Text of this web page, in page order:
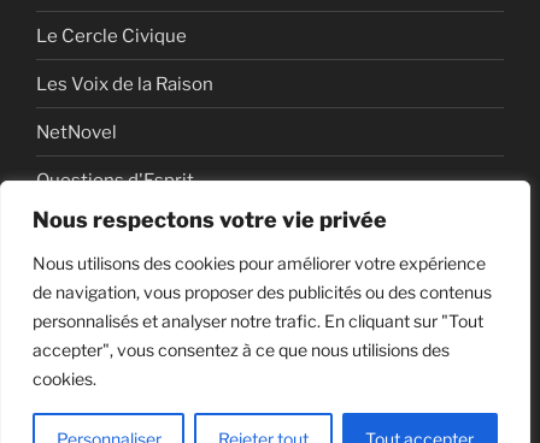
Nous respectons votre vie privée
Nous utilisons des cookies pour améliorer votre expérience
de navigation, vous proposer des publicités ou des contenus
personnalisés et analyser notre trafic. En cliquant sur "Tout
accepter", vous consentez à ce que nous utilisions des
cookies.
Personnaliser Rejeter tout Tout accepter
Le Cercle Civique
Les Voix de la Raison
NetNovel
Questions d'Esprit
Série
Série vidéo
WordPress